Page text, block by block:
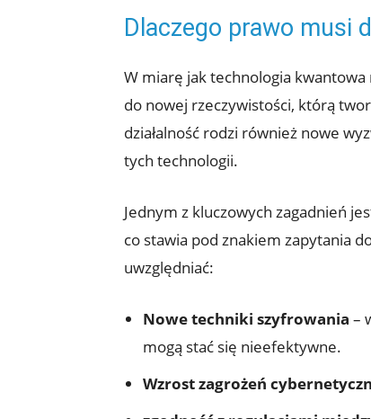
Dlaczego prawo musi
W miarę jak technologia
do nowej rzeczywistości, którą
działalność rodzi również nowe
tych technologii.
Jednym z kluczowych zagadnień
co stawia pod znakiem zapytania
uwzględniać:
Nowe techniki szyfrowania –
mogą stać się nieefektywne.
Wzrost zagrożeń